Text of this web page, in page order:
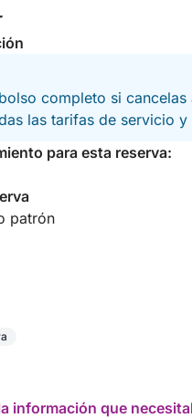
sin duda
completo si
las tarifas de servicio
para esta reserva:
patrón
información que